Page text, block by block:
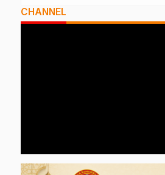
CHANNEL